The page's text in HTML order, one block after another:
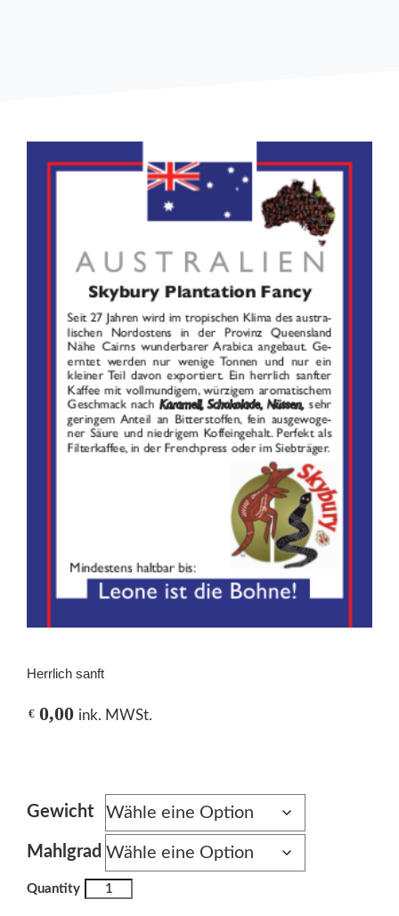
Herrlich sanft
€0,00 ink. MWSt.
Gewicht
Mahlgrad
AUSTRALIEN